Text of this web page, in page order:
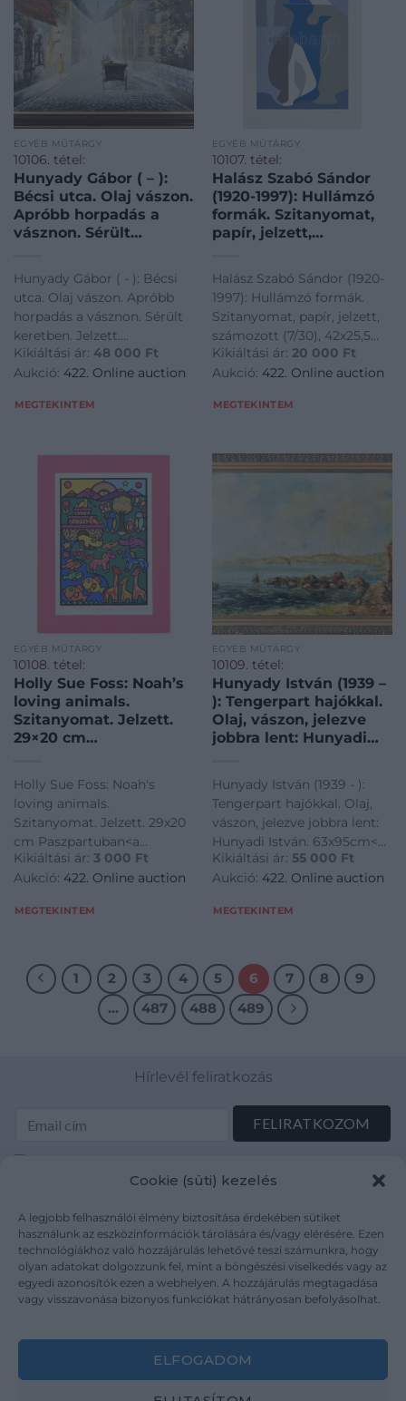
Cookie (süti) kezelés
A legjobb felhasználói élmény biztosítása érdekében sütiket
használunk az eszközinformációk tárolására és/vagy elérésére. Ezen
technológiákhoz való hozzájárulás lehetővé teszi számunkra, hogy
olyan adatokat dolgozzunk fel, mint a böngészési viselkedés vagy az
egyedi azonosítók ezen a webhelyen. A hozzájárulás megtagadása
vagy visszavonása bizonyos funkciókat hátrányosan befolyásolhat.
ELFOGADOM
EGYÉB MŰTÁRGY
10106. tétel:
Hunyady Gábor ( – ):
Bécsi utca. Olaj vászon.
Apróbb horpadás a
vásznon. Sérült
Hunyady Gábor ( - ): Bécsi
utca. Olaj vászon. Apróbb
horpadás a vásznon. Sérült
keretben. Jelzett.
60x80cm<a
href="https://www.darabanth.com/hu/gyorsarveres/422/
grafikak~500001/Hunyady-
Kikiáltási ár: 48 000 Ft
Aukció: 422. Online auction
MEGTEKINTEM
EGYÉB MŰTÁRGY
10107. tétel:
Halász Szabó Sándor
(1920-1997): Hullámzó
formák. Szitanyomat,
papír, jelzett,
Halász Szabó Sándor (1920-
1997): Hullámzó formák.
Szitanyomat, papír, jelzett,
számozott (7/30), 42x25,5
cm<a
href="https://
grafikak~500001/Halasz-
Kikiáltási ár: 20 000 Ft
Aukció: 422. Online auction
MEGTEKINTEM
EGYÉB MŰTÁRGY
10108. tétel:
Holly Sue Foss: Noah’s
loving animals.
Szitanyomat. Jelzett.
29×20 cm
Holly Sue Foss: Noah's
loving animals.
Szitanyomat. Jelzett. 29x20
cm Paszpartuban<a
href="https://www.darabanth.com/hu/gyorsarveres/422/
es-grafikak/Festmenyek-es-
Foss-Noahs-loving-animals-
Kikiáltási ár: 3 000 Ft
Aukció: 422. Online auction
MEGTEKINTEM
EGYÉB MŰTÁRGY
10109. tétel:
Hunyady István (1939 –
): Tengerpart hajókkal.
Olaj, vászon, jelezve
jobbra lent: Hunyadi
Hunyady István (1939 - ):
Tengerpart hajókkal. Olaj,
vászon, jelezve jobbra lent:
Hunyadi István. 63x95cm<a
href="https://
es-grafikak/Festmenyek-es-
Istvan-1939-Tenge
Kikiáltási ár: 55 000 Ft
Aukció: 422. Online auction
MEGTEKINTEM
1 2 3 4 5 6 7 8
9
…
487 488 489
Hírlevél feliratkozás
mutargy.com/adatkezelesi-tajekoztato/
Rólunk
Médiaajánlat
Karrier
Kapcsolat
Áraink
ÁSZF
Adatvédelem
Impresszum
Kövesse a műtárgy.com-ot